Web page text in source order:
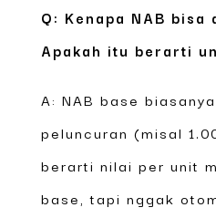
Q: Kenapa NAB bisa
Apakah itu berarti
A: NAB base
peluncuran (misal
berarti nilai per unit
base, tapi nggak